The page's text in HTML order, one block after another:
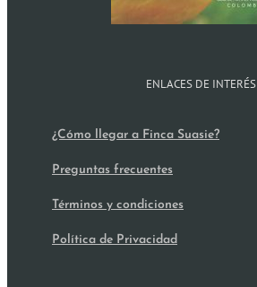
ENLACES DE INTERÉS
¿Cómo llegar a Finca Suasie?
Preguntas frecuentes
Términos y condiciones
Política de Privacidad